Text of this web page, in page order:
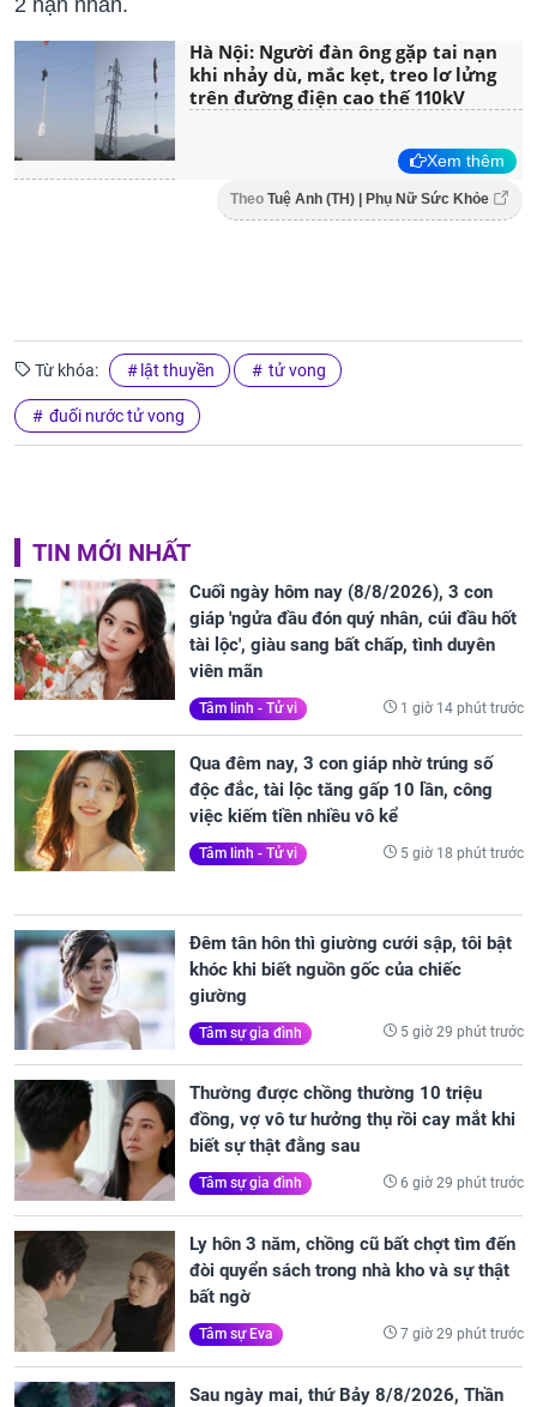
Hà Nội: Người đàn ông gặp tai nạn
khi nhảy dù, mắc kẹt, treo lơ lửng
trên đường điện cao thế 110kV
Xem thêm
Theo Tuệ Anh (TH) | Phụ Nữ Sức Khỏe
Từ khóa: lật thuyền tử vong
đuối nước tử vong
TIN MỚI NHẤT
Cuối ngày hôm nay (8/8/2026), 3 con
giáp 'ngửa đầu đón quý nhân, cúi đầu hốt
tài lộc', giàu sang bất chấp, tình duyên
viên mãn
Tâm linh - Tử vi 1 giờ 14 phút trước
Qua đêm nay, 3 con giáp nhờ trúng số
độc đắc, tài lộc tăng gấp 10 lần, công
việc kiếm tiền nhiều vô kể
Tâm linh - Tử vi 5 giờ 18 phút trước
Đêm tân hôn thì giường cưới sập, tôi bật
khóc khi biết nguồn gốc của chiếc
giường
Tâm sự gia đình 5 giờ 29 phút trước
Thường được chồng thường 10 triệu
đồng, vợ vô tư hưởng thụ rồi cay mắt khi
biết sự thật đằng sau
Tâm sự gia đình 6 giờ 29 phút trước
Ly hôn 3 năm, chồng cũ bất chợt tìm đến
đòi quyển sách trong nhà kho và sự thật
bất ngờ
Tâm sự Eva 7 giờ 29 phút trước
Sau ngày mai, thứ Bảy 8/8/2026, Thần